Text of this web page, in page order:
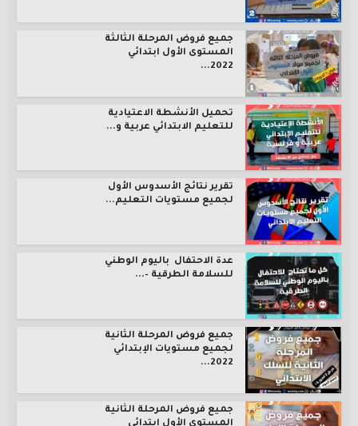
جميع فروض المرحلة الثالثة
المستوى الأول ابتدائي
2022...
تحميل الأنشطة الاعتيادية
للتعليم الابتدائي عربية و...
تقرير نتائج الأسدوس الأول
لجميع مستويات التعليم...
عدة الاحتفال باليوم الوطني
للسلامة الطرقية –...
جميع فروض المرحلة الثانية
لجميع مستويات الإبتدائي
2022...
جميع فروض المرحلة الثانية
المستوى الأول ابتدائي